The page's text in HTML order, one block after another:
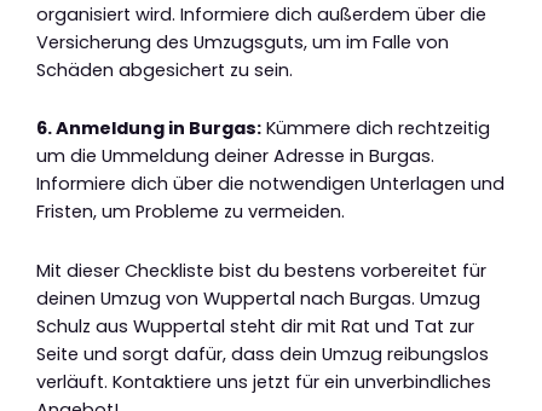
organisiert wird. Informiere dich außerdem über die
Versicherung des Umzugsguts, um im Falle von
Schäden abgesichert zu sein.
6. Anmeldung in Burgas: Kümmere dich rechtzeitig
um die Ummeldung deiner Adresse in Burgas.
Informiere dich über die notwendigen Unterlagen und
Fristen, um Probleme zu vermeiden.
Mit dieser Checkliste bist du bestens vorbereitet für
deinen Umzug von Wuppertal nach Burgas. Umzug
Schulz aus Wuppertal steht dir mit Rat und Tat zur
Seite und sorgt dafür, dass dein Umzug reibungslos
verläuft. Kontaktiere uns jetzt für ein unverbindliches